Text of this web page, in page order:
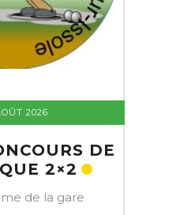
2026
DE
2×2
de la gare